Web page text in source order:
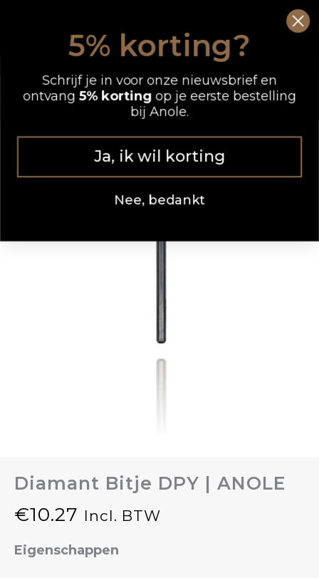
inhoud
Diamant Bitje DPY | ANOLE
€10.27 Incl. BTW
Eigenschappen
5% korting?
Schrijf je in voor onze nieuwsbrief en
ontvang5% korting op je eerste bestelling
bij Anole.
Ja, ik wil korting
Nee, bedankt